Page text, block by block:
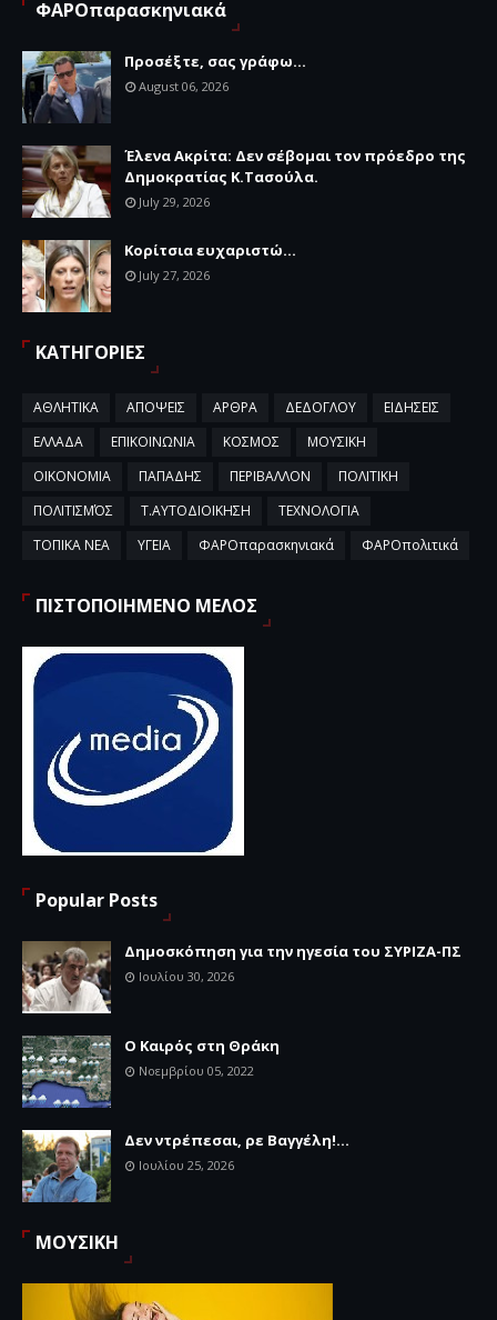
ΦΑΡΟπαρασκηνιακά
Προσέξτε, σας γράφω...
August 06, 2026
Έλενα Ακρίτα: Δεν σέβομαι τον πρόεδρο της
Δημοκρατίας Κ.Τασούλα.
July 29, 2026
Κορίτσια ευχαριστώ...
July 27, 2026
ΚΑΤΗΓΟΡΙΕΣ
ΑΘΛΗΤΙΚΑ ΑΠΟΨΕΙΣ ΑΡΘΡΑ ΔΕΔΟΓΛΟΥ
ΕΙΔΗΣΕΙΣ
ΕΛΛΑΔΑ
ΕΠΙΚΟΙΝΩΝΙΑ ΚΟΣΜΟΣ
ΜΟΥΣΙΚΗ
ΟΙΚΟΝΟΜΙΑ
ΠΑΠΑΔΗΣ ΠΕΡΙΒΑΛΛΟΝ
ΠΟΛΙΤΙΚΗ
ΠΟΛΙΤΙΣΜΌΣ
Τ.ΑΥΤΟΔΙΟΙΚΗΣΗ
ΤΕΧΝΟΛΟΓΙΑ
ΤΟΠΙΚΑ ΝΕΑ
ΥΓΕΙΑ ΦΑΡΟπαρασκηνιακά ΦΑΡΟπολιτικά
ΠΙΣΤΟΠΟΙΗΜΕΝΟ ΜΕΛΟΣ
Popular Posts
Δημοσκόπηση για την ηγεσία του ΣΥΡΙΖΑ-ΠΣ
Ιουλίου 30, 2026
Ο Καιρός στη Θράκη
Νοεμβρίου 05, 2022
Δεν ντρέπεσαι, ρε Βαγγέλη!...
Ιουλίου 25, 2026
ΜΟΥΣΙΚΗ